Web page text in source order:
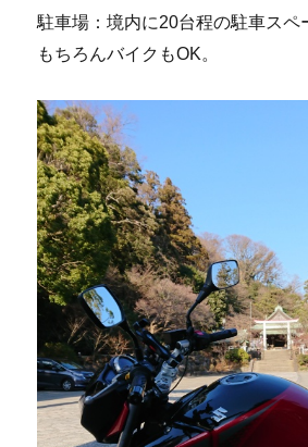
駐車場：境内に20台程の駐車スペ
もちろんバイクもOK。